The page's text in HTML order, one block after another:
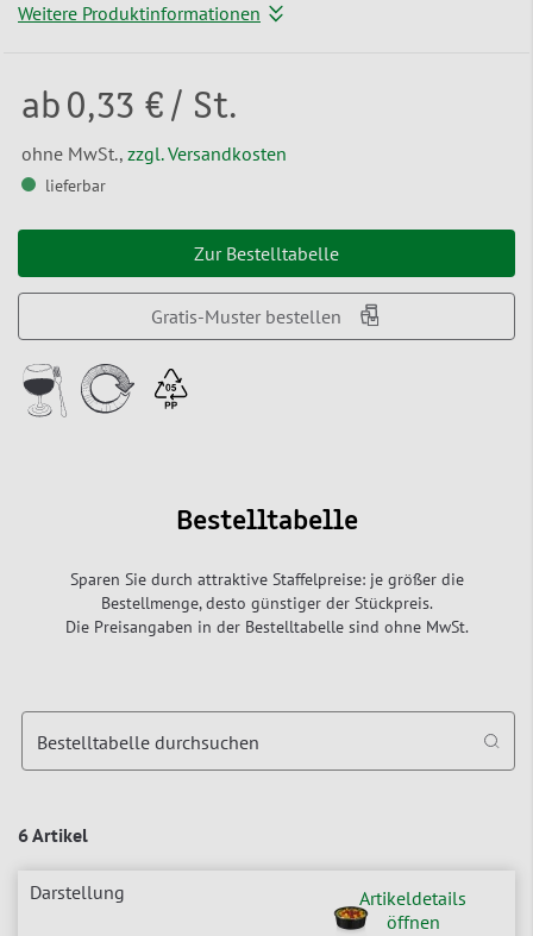
Weitere Produktinformationen
ab 0,33 € / St.
ohne MwSt., zzgl. Versandkosten
lieferbar
Zur Bestelltabelle
Gratis-Muster bestellen
Bestelltabelle
Sparen Sie durch attraktive Staffelpreise: je größer die
Bestellmenge, desto günstiger der Stückpreis.
Die Preisangaben in der Bestelltabelle sind ohne MwSt.
6 Artikel
Bestelltabelle durchsuchen
Artikeldetails
öffnen